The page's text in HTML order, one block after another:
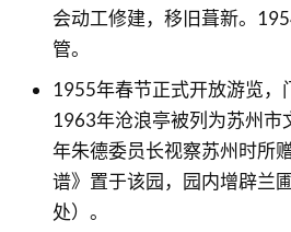
会动工修建，移旧葺新。
管。
1955年春节正式开放游览，
1963年沧浪亭被列为苏州
年朱德委员长视察苏州时所
谱》置于该园，园内增辟兰
处）。